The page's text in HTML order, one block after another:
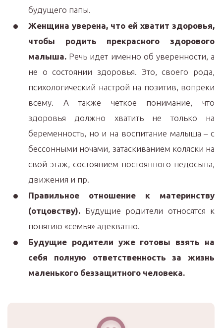
будущего папы.
Женщина уверена, что ей хватит здоровья,
чтобы родить прекрасного здорового
малыша. Речь идет именно об уверенности, а
не о состоянии здоровья. Это, своего рода,
психологический настрой на позитив, вопреки
всему. А также четкое понимание, что
здоровья должно хватить не только на
беременность, но и на воспитание малыша – с
бессонными ночами, затаскиванием коляски на
свой этаж, состоянием постоянного недосыпа,
движения и пр.
Правильное отношение к материнству
(отцовству). Будущие родители относятся к
понятию «семья» адекватно.
Будущие родители уже готовы взять на
себя полную ответственность за жизнь
маленького беззащитного человека.